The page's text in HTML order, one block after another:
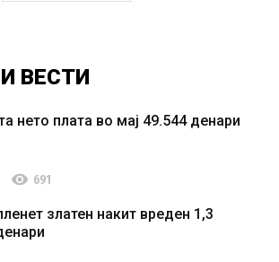
ВЕСТИ
нето плата во мај 49.544 денари
visibility 691
златен накит вреден 1,3